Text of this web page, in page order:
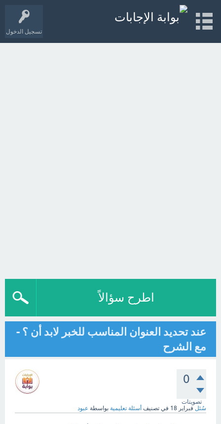
تسجيل الدخول
اطرح سؤالاً
عند تحديد العنوان المناسب للخبر لابد أن ؟ -
مع الشرح
0
تصويتات
سُئل فبراير 18 في تصنيف أسئلة تعليمية بواسطة عبود